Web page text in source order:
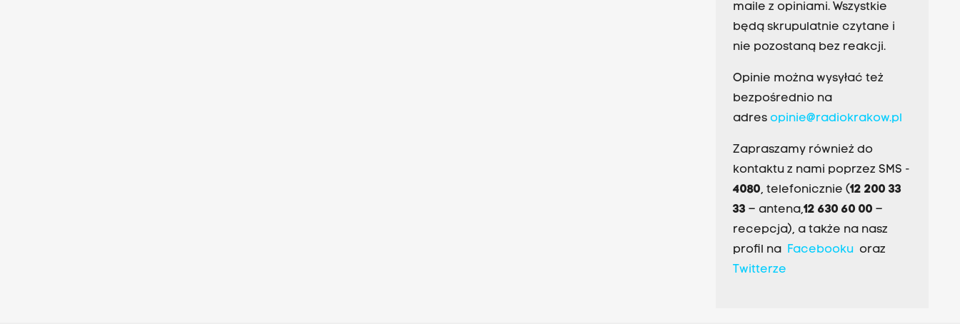
maile z opiniami. Wszystkie
będą skrupulatnie czytane i
nie pozostaną bez reakcji.
Opinie można wysyłać też
bezpośrednio na
adres opinie@radiokrakow.pl
Zapraszamy również do
kontaktu z nami poprzez SMS -
4080, telefonicznie (12 200 33
33– antena,12 630 60 00 –
recepcja), a także na nasz
profil na Facebookuoraz
Twitterze